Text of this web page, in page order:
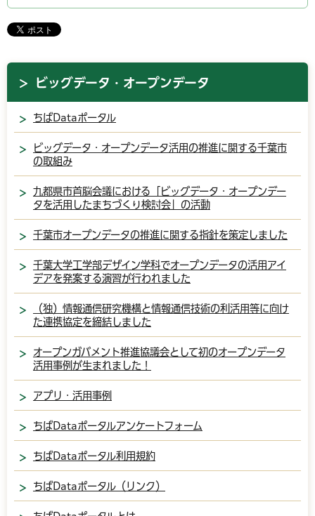
ビッグデータ・オープンデータ
ちばDataポータル
ビッグデータ・オープンデータ活用の推進に関する千葉市
の取組み
九都県市首脳会議における「ビッグデータ・オープンデー
タを活用したまちづくり検討会」の活動
千葉市オープンデータの推進に関する指針を策定しました
千葉大学工学部デザイン学科でオープンデータの活用アイ
デアを発案する演習が行われました
（独）情報通信研究機構と情報通信技術の利活用等に向け
た連携協定を締結しました
オープンガバメント推進協議会として初のオープンデータ
活用事例が生まれました！
アプリ・活用事例
ちばDataポータルアンケートフォーム
ちばDataポータル利用規約
ちばDataポータル（リンク）